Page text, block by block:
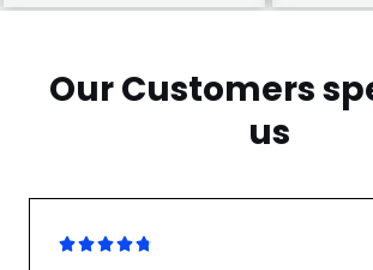
Our Customers
us
